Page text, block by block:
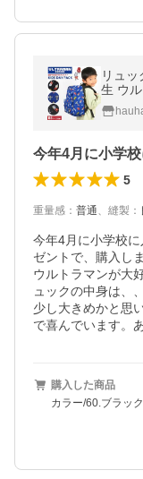
リュ
生 ウ
ッグ
5
重量感 ： 普通、 縫製 ：
今年4月に小学校
ゼントで、購入し
ウルトラマンが大
ュックの中身は、
少し大きめかと思
で喜んでいます。
購入した商品
カラー/60.ブラック